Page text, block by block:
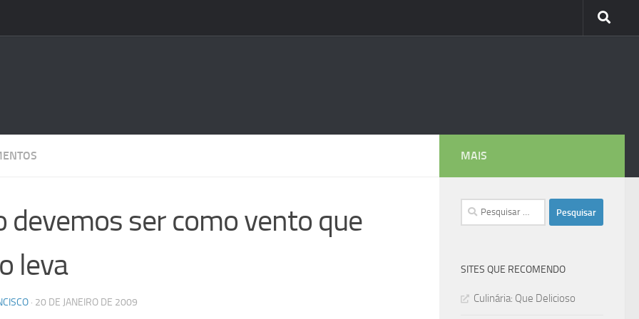
devemos ser como vento que
leva
· 20 DE JANEIRO DE 2009
MAIS
Pesquisar
por:
SITES QUE RECOMENDO
Culinária: Que Delicioso